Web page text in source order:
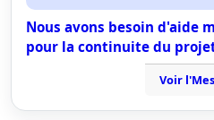
Nous avons besoin d'aide
pour la continuite du
Voir